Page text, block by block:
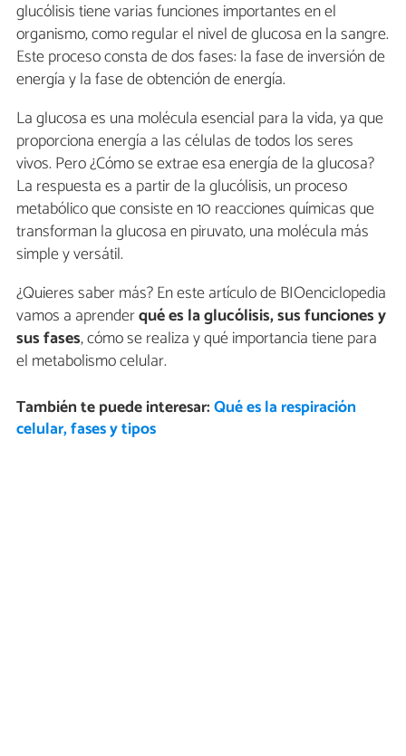
glucólisis tiene varias funciones importantes en el
organismo, como regular el nivel de glucosa en la sangre.
Este proceso consta de dos fases: la fase de inversión de
energía y la fase de obtención de energía.
La glucosa es una molécula esencial para la vida, ya que
proporciona energía a las células de todos los seres
vivos. Pero ¿Cómo se extrae esa energía de la glucosa?
La respuesta es a partir de la glucólisis, un proceso
metabólico que consiste en 10 reacciones químicas que
transforman la glucosa en piruvato, una molécula más
simple y versátil.
¿Quieres saber más? En este artículo de BIOenciclopedia
vamos a aprenderqué es la glucólisis, sus funciones y
sus fases, cómo se realiza y qué importancia tiene para
el metabolismo celular.
También te puede interesar:Qué es la respiración
celular, fases y tipos